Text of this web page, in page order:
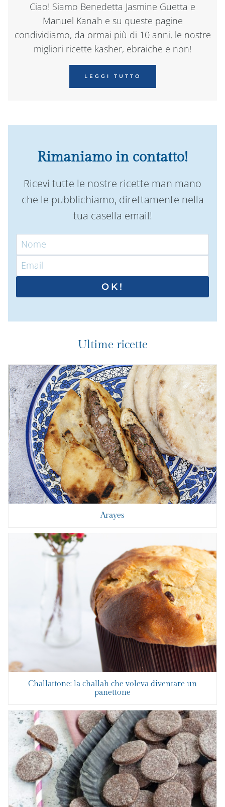
Ciao! Siamo Benedetta Jasmine Guetta e
Manuel Kanah e su queste pagine
condividiamo, da ormai più di 10 anni, le nostre
migliori ricette kasher, ebraiche e non!
LEGGI TUTTO
Rimaniamo in contatto!
Ricevi tutte le nostre ricette man mano
che le pubblichiamo, direttamente nella
tua casella email!
OK!
Ultime ricette
Arayes
Challattone: la challah che voleva diventare un
panettone